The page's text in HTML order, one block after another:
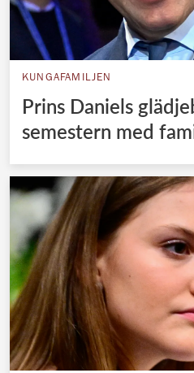
KUNGAFAMILJEN
Prins Daniels
semestern med